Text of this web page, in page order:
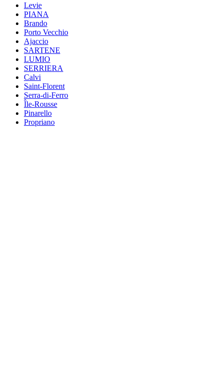
Levie
PIANA
Brando
Porto Vecchio
Ajaccio
SARTENE
LUMIO
SERRIERA
Calvi
Saint-Florent
Serra-di-Ferro
Île-Rousse
Pinarello
Propriano